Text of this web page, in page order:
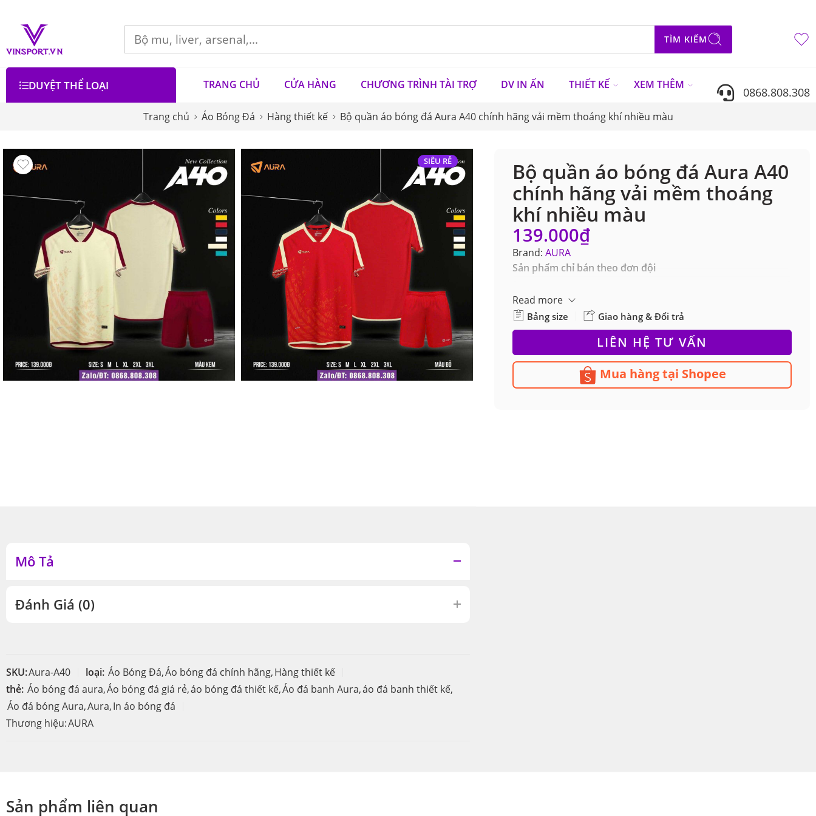
TÌM KIẾM
DUYỆT THỂ LOẠI TRANG CHỦ CỬA HÀNG CHƯƠNG TRÌNH TÀI TRỢ DV IN ẤN THIẾT KẾ XEM THÊM 0868.808.308
Trang chủ Áo Bóng Đá Hàng thiết kế Bộ quần áo bóng đá Aura A40 chính hãng vải mềm thoáng khí nhiều màu
SIÊU RẺ
Bộ quần áo bóng đá Aura A40
chính hãng vải mềm thoáng
khí nhiều màu
139.000₫
Brand: AURA
Sản phẩm chỉ bán theo đơn đội
Read more
Bảng size Giao hàng & Đổi trả
LIÊN HỆ TƯ VẤN
Mua hàng tại Shopee
Mô Tả
Đánh Giá (0)
SKU:Aura-A40 loại: Áo Bóng Đá,Áo bóng đá chính hãng,Hàng thiết kế
thẻ: Áo bóng đá aura,Áo bóng đá giá rẻ,áo bóng đá thiết kế,Áo đá banh Aura,áo đá banh thiết kế,
Áo đá bóng Aura,Aura,In áo bóng đá
Thương hiệu:AURA
Sản phẩm liên quan